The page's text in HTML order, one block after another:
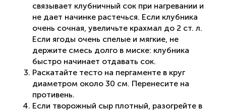
связывает клубничный сок при нагревании и
не дает начинке растечься. Если клубника
очень сочная, увеличьте крахмал до 2 ст. л.
Если ягоды очень спелые и мягкие, не
держите смесь долго в миске: клубника
быстро начинает отдавать сок.
Раскатайте тесто на пергаменте в круг
диаметром около 30 см. Перенесите на
противень.
Если творожный сыр плотный, разогрейте в